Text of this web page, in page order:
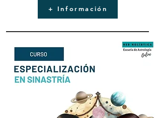
+ Información